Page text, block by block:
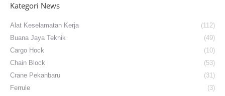
Kategori News
Alat Keselamatan Kerja
(112)
Buana Jaya Teknik
(49)
Cargo Hock
(10)
Chain Block
(53)
Crane Pekanbaru
(31)
Ferrule
(3)